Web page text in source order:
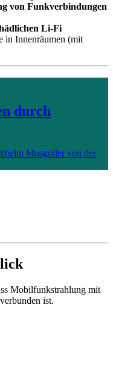
von Funkverbindungen
Li-Fi
in Innenräumen (mit
durch
Mosgöller von der
Mobilfunkstrahlung mit
ist.